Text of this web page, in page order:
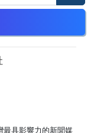
最具影響力的新聞媒